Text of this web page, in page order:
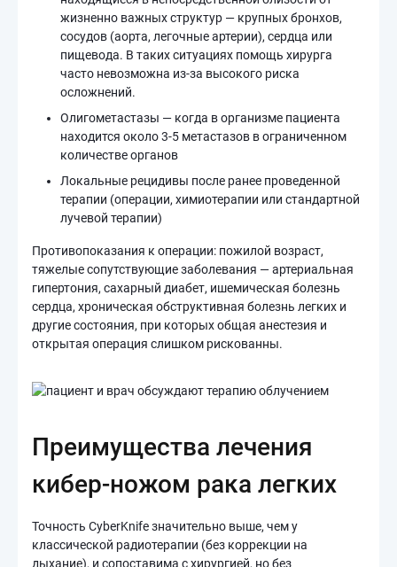
жизненно важных структур — крупных бронхов,
сосудов (аорта, легочные артерии), сердца или
пищевода. В таких ситуациях помощь хирурга
часто невозможна из-за высокого риска
осложнений.
Олигометастазы — когда в организме пациента
находится около 3-5 метастазов в ограниченном
количестве органов
Локальные рецидивы после ранее проведенной
терапии (операции, химиотерапии или стандартной
лучевой терапии)
Противопоказания к операции: пожилой возраст,
тяжелые сопутствующие заболевания — артериальная
гипертония, сахарный диабет, ишемическая болезнь
сердца, хроническая обструктивная болезнь легких и
другие состояния, при которых общая анестезия и
открытая операция слишком рискованны.
Преимущества лечения
кибер-ножом рака легких
Точность CyberKnife значительно выше, чем у
классической радиотерапии (без коррекции на
дыхание), и сопоставима с хирургией, но без